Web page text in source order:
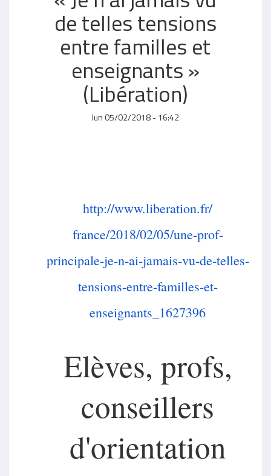
de telles tensions
entre familles et
enseignants »
(Libération)
lun 05/02/2018 - 16:42
http://www.liberation.fr/
france/2018/02/05/une-prof-
principale-je-n-ai-jamais-vu-de-telles-
tensions-entre-familles-et-
enseignants_ 1627396
Elèves, profs,
conseillers
d'orientation